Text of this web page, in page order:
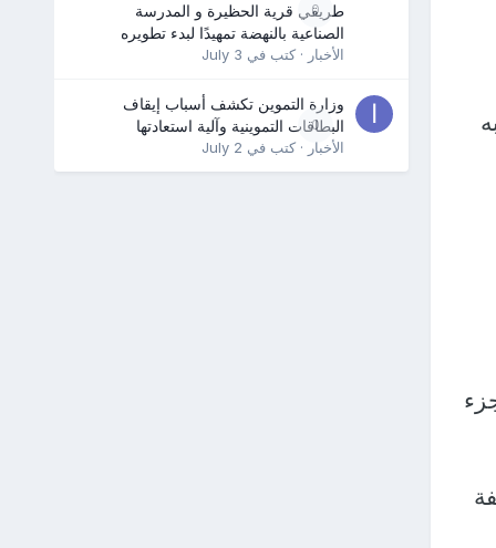
0
طريقي قرية الحظيرة و المدرسة
الصناعية بالنهضة تمهيدًا لبدء تطويره
الأخبار · كتب في July 3
0
وزارة التموين تكشف أسباب إيقاف
البطاقات التموينية وآلية استعادتها
الأخبار · كتب في July 2